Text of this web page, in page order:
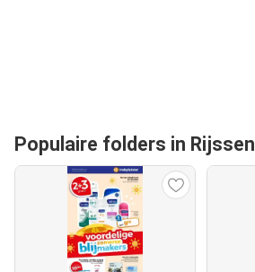
Populaire folders in Rijssen